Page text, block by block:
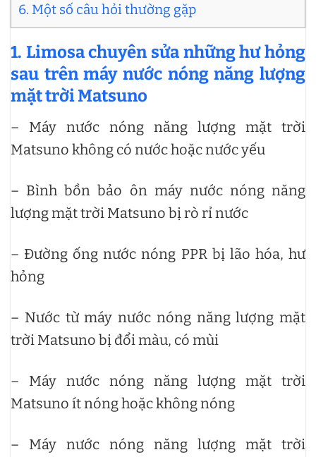
6. Một số câu hỏi thường gặp
1. Limosa chuyên sửa những hư hỏng
sau trên máy nước nóng năng lượng
mặt trời Matsuno
– Máy nước nóng năng lượng mặt trời
Matsuno không có nước hoặc nước yếu
– Bình bồn bảo ôn máy nước nóng năng
lượng mặt trời Matsuno bị rò rỉ nước
– Đường ống nước nóng PPR bị lão hóa, hư
hỏng
– Nước từ máy nước nóng năng lượng mặt
trời Matsuno bị đổi màu, có mùi
– Máy nước nóng năng lượng mặt trời
Matsuno ít nóng hoặc không nóng
– Máy nước nóng năng lượng mặt trời